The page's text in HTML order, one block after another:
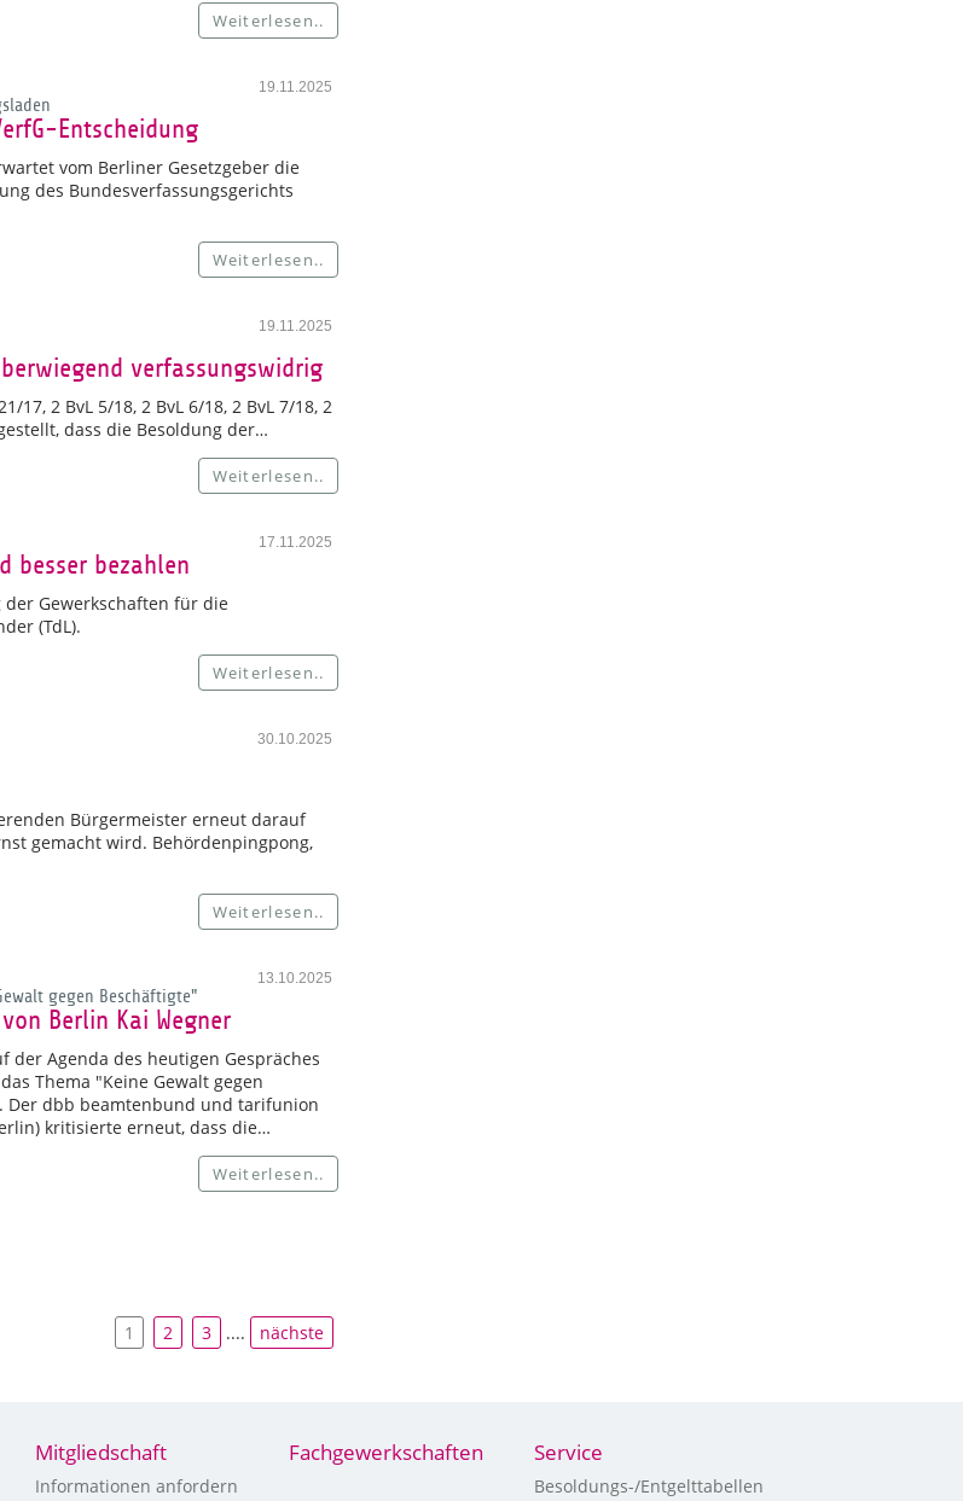
Weiterlesen..
19.11.2025
Entscheidung
vom Berliner Gesetzgeber die
des Bundesverfassungsgerichts
Weiterlesen..
19.11.2025
verfassungswidrig
17, 2 BvL 5/18, 2 BvL 6/18, 2 BvL 7/18, 2
dass die Besoldung der…
Weiterlesen..
17.11.2025
besser bezahlen
der Gewerkschaften für die
(TdL).
Weiterlesen..
30.10.2025
Bürgermeister erneut darauf
gemacht wird. Behördenpingpong,
Weiterlesen..
13.10.2025
gegen Beschäftigte"
Berlin Kai Wegner
der Agenda des heutigen Gespräches
Thema "Keine Gewalt gegen
Der dbb beamtenbund und tarifunion
kritisierte erneut, dass die…
Weiterlesen..
1 2 3 .... nächste
Mitgliedschaft
Informationen anfordern
Fachgewerkschaften Service
Besoldungs-/Entgelttabellen